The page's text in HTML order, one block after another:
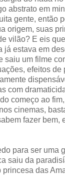
abstrato em
gente, então
origem, suas
vilão? E eis
já estava em
saiu um filme
efeitos de
com
começo ao
cinemas,
fazer bem,
para ser uma
saiu da
princesa das